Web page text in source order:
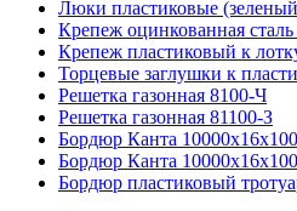
Люки пластиковые
Крепеж оцинкованная сталь
Крепеж пластиковый к
Торцевые заглушки к
Решетка газонная 8100-Ч
Решетка газонная 81100-З
Бордюр Канта 10000x16x100
Бордюр Канта
Бордюр пластиковый